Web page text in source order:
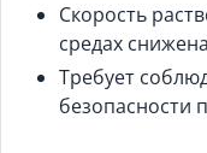
Скорость
средах снижена
Требует
безопасности